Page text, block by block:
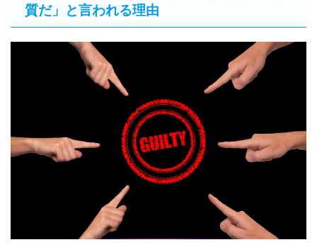
質だ」と言われる理由